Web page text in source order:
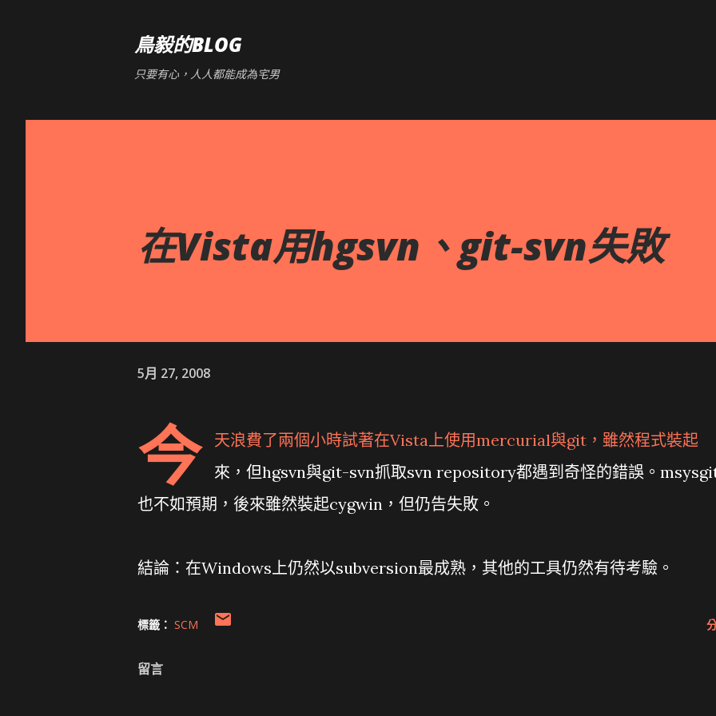
鳥毅的BLOG
只要有心，人人都能成為宅男
在Vista用hgsvn、git-svn失敗
5月 27, 2008
今
天浪費了兩個小時試著在Vista上使用mercurial與git，雖然程式裝起
來，但hgsvn與git-svn抓取svn repository都遇到奇怪的錯誤。
也不如預期，後來雖然裝起cygwin，但仍告失敗。
結論：在Windows上仍然以subversion最成熟，其他的工具仍然有待考驗。
標籤： SCM
留言